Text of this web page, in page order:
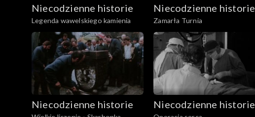
Niecodzienne historie
Legenda wawelskiego kamienia
Niecodzienne historie
Zamarła Turnia
Niecodzienne historie Niecodzienne historie